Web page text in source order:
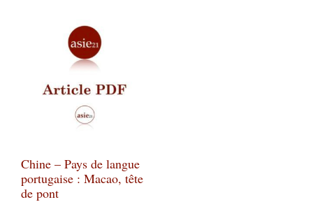
Chine – Pays de langue
portugaise : Macao, tête
de pont